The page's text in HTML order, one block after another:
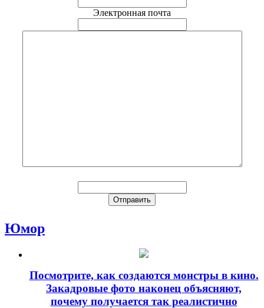
Электронная почта
Юмор
Посмотрите, как создаются монстры в кино.
Закадровые фото наконец объясняют,
почему получается так реалистично